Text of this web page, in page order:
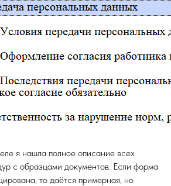
я нашла полное описание всех
с образцами документов. Если форма
то даётся примерная, но